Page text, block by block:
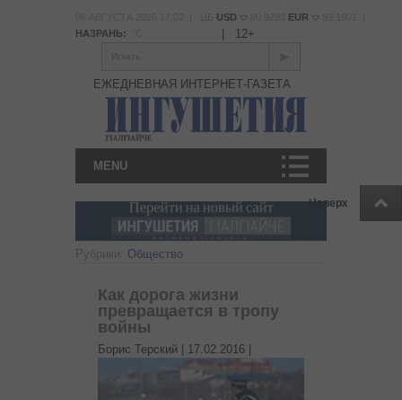
Наверх
USD EUR
НАЗРАНЬ:
12+
Искать
ЕЖЕДНЕВНАЯ ИНТЕРНЕТ-ГАЗЕТА
MENU
Рубрики: Общество
Как дорога жизни
превращается в тропу
войны
Борис Терский | 17.02.2016